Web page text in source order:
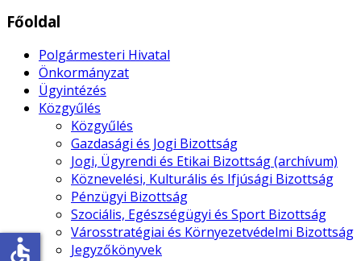
Főoldal
Polgármesteri Hivatal
Önkormányzat
Ügyintézés
Közgyűlés
Közgyűlés
Gazdasági és Jogi Bizottság
Jogi, Ügyrendi és Etikai Bizottság (archívum)
Köznevelési, Kulturális és Ifjúsági Bizottság
Pénzügyi Bizottság
Szociális, Egészségügyi és Sport Bizottság
Városstratégiai és Környezetvédelmi Bizottság
Jegyzőkönyvek
accessible